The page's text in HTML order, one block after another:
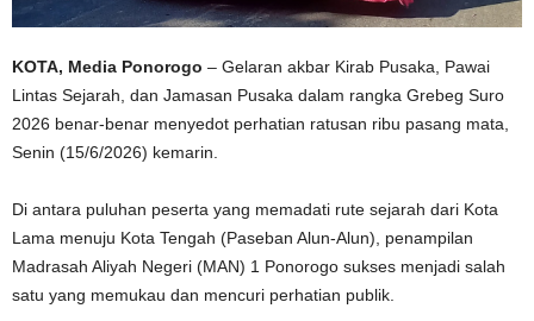
KOTA, Media Ponorogo – Gelaran akbar Kirab Pusaka, Pawai
Lintas Sejarah, dan Jamasan Pusaka dalam rangka Grebeg Suro
2026 benar-benar menyedot perhatian ratusan ribu pasang mata,
Senin (15/6/2026) kemarin.
Di antara puluhan peserta yang memadati rute sejarah dari Kota
Lama menuju Kota Tengah (Paseban Alun-Alun), penampilan
Madrasah Aliyah Negeri (MAN) 1 Ponorogo sukses menjadi salah
satu yang memukau dan mencuri perhatian publik.